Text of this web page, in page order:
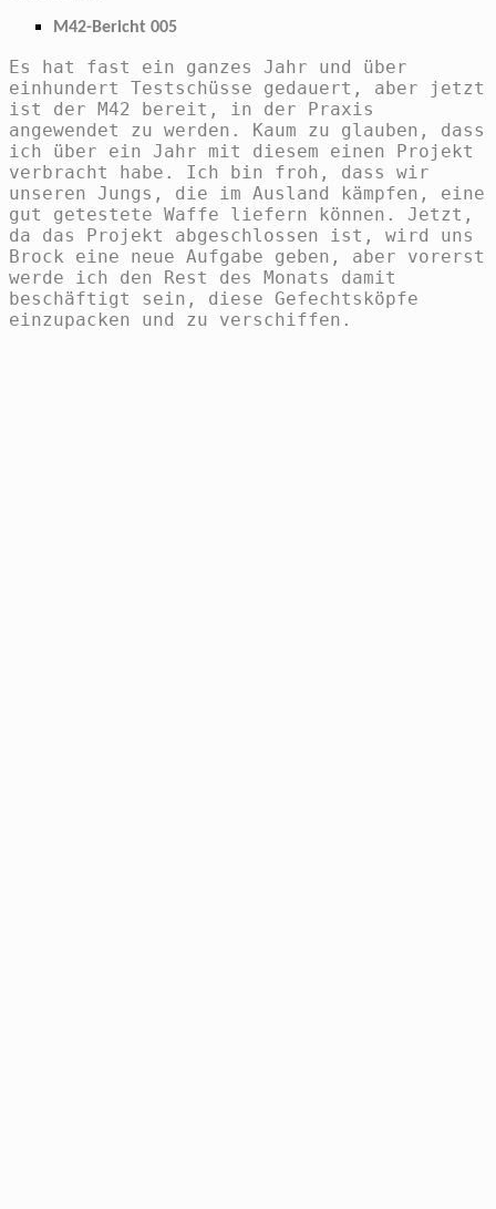
M42-Bericht 005
Es hat fast ein ganzes Jahr und über
einhundert Testschüsse gedauert, aber jetzt
ist der M42 bereit, in der Praxis
angewendet zu werden. Kaum zu glauben, dass
ich über ein Jahr mit diesem einen Projekt
verbracht habe. Ich bin froh, dass wir
unseren Jungs, die im Ausland kämpfen, eine
gut getestete Waffe liefern können. Jetzt,
da das Projekt abgeschlossen ist, wird uns
Brock eine neue Aufgabe geben, aber vorerst
werde ich den Rest des Monats damit
beschäftigt sein, diese Gefechtsköpfe
einzupacken und zu verschiffen.